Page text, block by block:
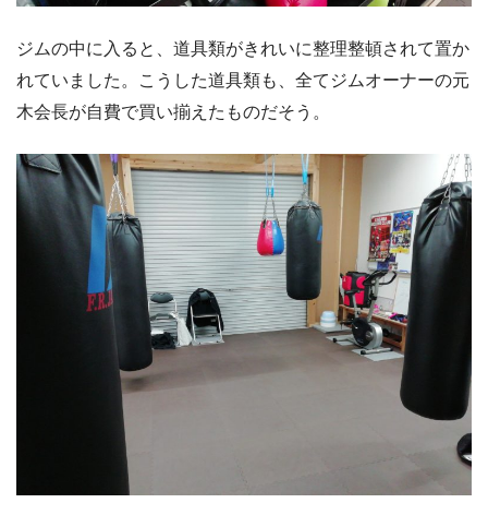
ジムの中に入ると、道具類がきれいに整理整頓されて置か
れていました。こうした道具類も、全てジムオーナーの元
木会長が自費で買い揃えたものだそう。